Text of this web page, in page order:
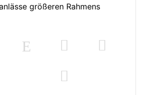
größeren Rahmens